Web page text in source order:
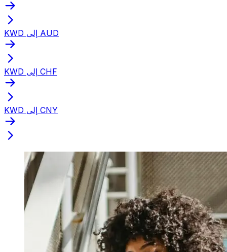
KWD إلى AUD
KWD إلى CHF
KWD إلى CNY